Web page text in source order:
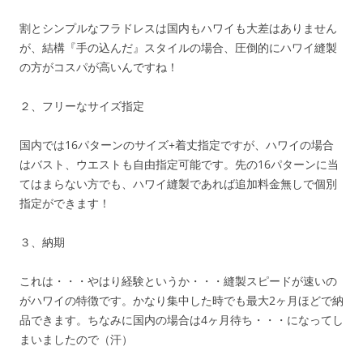
割とシンプルなフラドレスは国内もハワイも大差はありません
が、結構『手の込んだ』スタイルの場合、圧倒的にハワイ縫製
の方がコスパが高いんですね！
２、フリーなサイズ指定
国内では16パターンのサイズ+着丈指定ですが、ハワイの場合
はバスト、ウエストも自由指定可能です。先の16パターンに当
てはまらない方でも、ハワイ縫製であれば追加料金無しで個別
指定ができます！
３、納期
これは・・・やはり経験というか・・・縫製スピードが速いの
がハワイの特徴です。かなり集中した時でも最大2ヶ月ほどで納
品できます。ちなみに国内の場合は4ヶ月待ち・・・になってし
まいましたので（汗）